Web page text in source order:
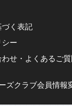
づく表記
シー
せ・よくあるご質
ズクラブ会員情報